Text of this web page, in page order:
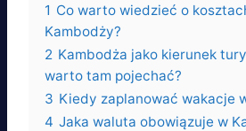
1 Co warto wiedzieć o
Kambodży?
2 Kambodża jako kierunek
warto tam pojechać?
3 Kiedy zaplanować wakacje
4 Jaka waluta obowiązuje w